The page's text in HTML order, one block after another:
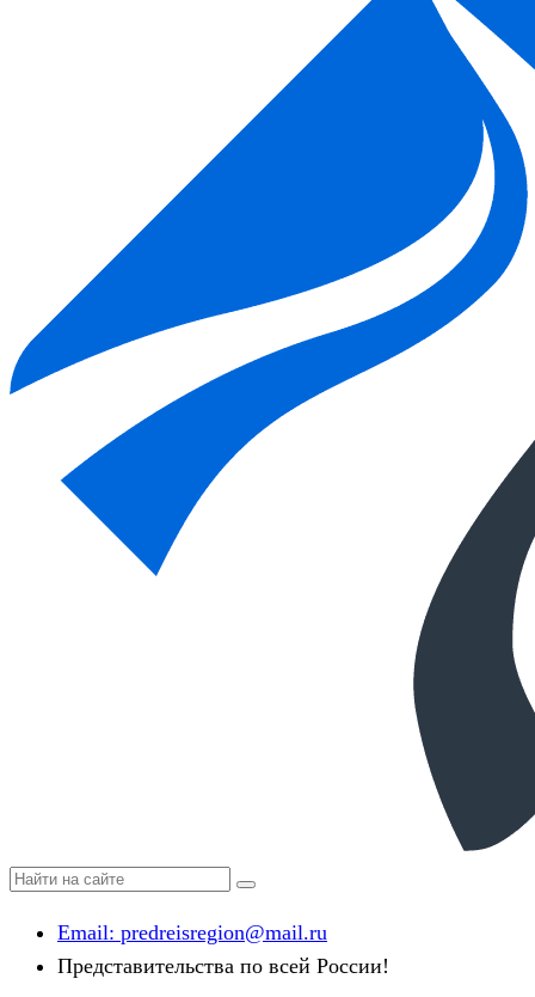
Email: predreisregion@mail.ru
Представительства по всей России!